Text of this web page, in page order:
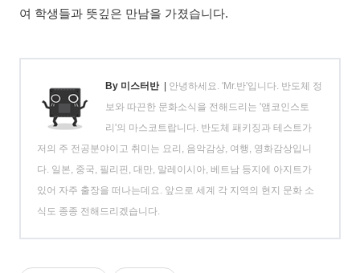
여 학생들과 뜻깊은 만남을 가졌습니다.
By 미스터반 | 안녕하세요. 'Mr.반'입니다. 반도체 정
보와 따끈한 문화소식을 전해드리는 '앰코인스토
리'의 마스코트랍니다. 반도체 패키징과 테스트가
저의 주 전공분야이고 취미는 요리, 음악감상, 여행, 영화감상입니
다. 일본, 중국, 필리핀, 대만, 말레이시아, 베트남 등지에 아지트가
있어 자주 출장을 떠나는데요. 앞으로 세계 각 지역의 현지 문화 소
식도 종종 전해드리겠습니다.